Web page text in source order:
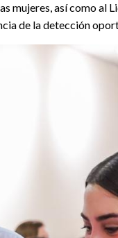
mujeres, así como al
de la detección